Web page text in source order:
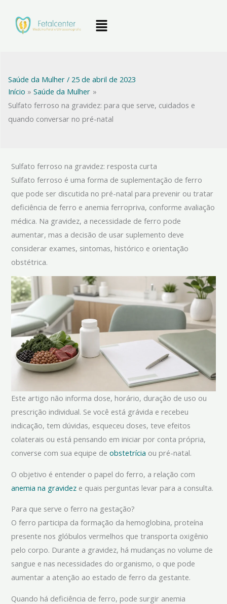
Menu
Saúde da Mulher/ 25 de abril de 2023
Início
Saúde da Mulher
Sulfato ferroso na gravidez: para que serve, cuidados e
quando conversar no pré-natal
Sulfato ferroso na gravidez: resposta curta
Sulfato ferroso é uma forma de suplementação de ferro
que pode ser discutida no pré-natal para prevenir ou tratar
deficiência de ferro e anemia ferropriva, conforme avaliação
médica. Na gravidez, a necessidade de ferro pode
aumentar, mas a decisão de usar suplemento deve
considerar exames, sintomas, histórico e orientação
obstétrica.
Este artigo não informa dose, horário, duração de uso ou
prescrição individual. Se você está grávida e recebeu
indicação, tem dúvidas, esqueceu doses, teve efeitos
colaterais ou está pensando em iniciar por conta própria,
converse com sua equipe deobstetrícia ou pré-natal.
O objetivo é entender o papel do ferro, a relação com
anemia na gravidez e quais perguntas levar para a consulta.
Para que serve o ferro na gestação?
O ferro participa da formação da hemoglobina, proteína
presente nos glóbulos vermelhos que transporta oxigênio
pelo corpo. Durante a gravidez, há mudanças no volume de
sangue e nas necessidades do organismo, o que pode
aumentar a atenção ao estado de ferro da gestante.
Quando há deficiência de ferro, pode surgir anemia